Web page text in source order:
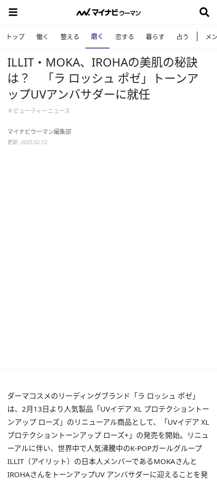
トップ 働く 整える 磨く 恋する 暮らす 占う メ
ILLIT・MOKA、IROHAの美肌の秘訣
は？ 「ラ ロッシュ ポゼ」トーンア
ップUVアンバサダーに就任
＃ビューティーニュース
マイナビウーマン編集部
更新: 2025.02.12
ダーマコスメのリーディングブランド「ラ ロッシュ ポゼ」
は、2月13日より人気製品「UVイデア XL プロテクショントー
ンアップ ローズ」のリニューアル商品として、「UVイデア XL
プロテクショントーンアップ ローズ+」の発売を開始。リニュ
ーアルに伴い、世界中で人気沸騰中のK-POPガールグループ
ILLIT（アイリット）の日本人メンバーであるMOKAさんと
IROHAさんをトーンアップUV アンバサダーに迎えることを発